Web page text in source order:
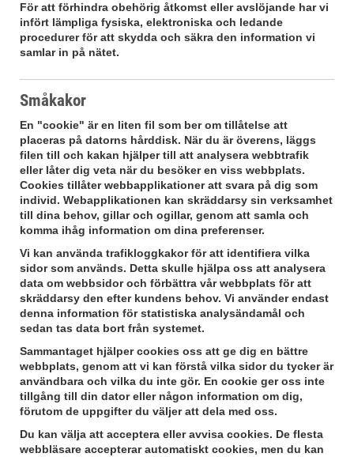
För att förhindra obehörig åtkomst eller avslöjande har vi
infört lämpliga fysiska, elektroniska och ledande
procedurer för att skydda och säkra den information vi
samlar in på nätet.
Småkakor
En "cookie" är en liten fil som ber om tillåtelse att
placeras på datorns hårddisk. När du är överens, läggs
filen till och kakan hjälper till att analysera webbtrafik
eller låter dig veta när du besöker en viss webbplats.
Cookies tillåter webbapplikationer att svara på dig som
individ. Webapplikationen kan skräddarsy sin verksamhet
till dina behov, gillar och ogillar, genom att samla och
komma ihåg information om dina preferenser.
Vi kan använda trafikloggkakor för att identifiera vilka
sidor som används. Detta skulle hjälpa oss att analysera
data om webbsidor och förbättra vår webbplats för att
skräddarsy den efter kundens behov. Vi använder endast
denna information för statistiska analysändamål och
sedan tas data bort från systemet.
Sammantaget hjälper cookies oss att ge dig en bättre
webbplats, genom att vi kan förstå vilka sidor du tycker är
användbara och vilka du inte gör. En cookie ger oss inte
tillgång till din dator eller någon information om dig,
förutom de uppgifter du väljer att dela med oss.
Du kan välja att acceptera eller avvisa cookies. De flesta
webbläsare accepterar automatiskt cookies, men du kan